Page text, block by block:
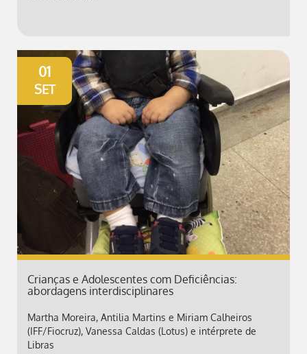
01
SET
Crianças e Adolescentes com Deficiências:
abordagens interdisciplinares
Martha Moreira, Antilia Martins e Miriam Calheiros
(IFF/Fiocruz), Vanessa Caldas (Lotus) e intérprete de
Libras